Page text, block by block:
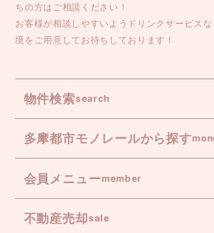
ちの方はご相談ください！
お客様が相談しやすいようドリンクサービス
境をご用意してお待ちしております！
物件検索search
多摩都市モノレールから探す
会員メニューmember
不動産売却sale